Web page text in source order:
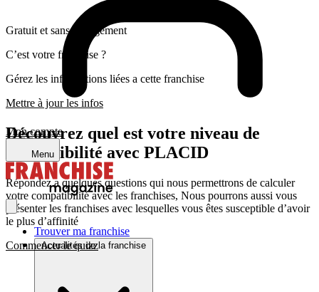
Mon compte
Menu
Trouver ma franchise
Actualités de la franchise
Gratuit et sans engagement
C’est votre franchise ?
Gérez les informations liées a cette franchise
Mettre à jour les infos
Découvrez quel est votre niveau de
compatibilité avec PLACID
Répondez a quelques questions qui nous permettrons de calculer
votre compatibilité avec les franchises, Nous pourrons aussi vous
présenter les franchises avec lesquelles vous êtes susceptible d’avoir
le plus d’affinité
Commencer le quizz